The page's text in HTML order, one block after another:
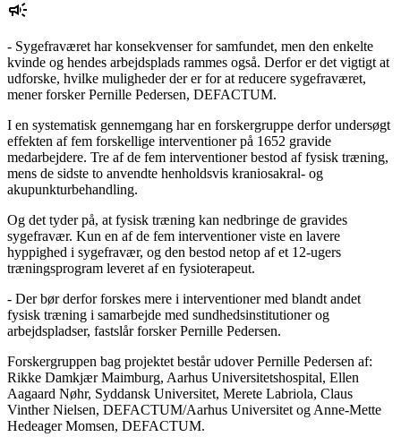
- Sygefraværet har konsekvenser for samfundet, men den enkelte
kvinde og hendes arbejdsplads rammes også. Derfor er det vigtigt at
udforske, hvilke muligheder der er for at reducere sygefraværet,
mener forsker Pernille Pedersen, DEFACTUM.
I en systematisk gennemgang har en forskergruppe derfor undersøgt
effekten af fem forskellige interventioner på 1652 gravide
medarbejdere. Tre af de fem interventioner bestod af fysisk træning,
mens de sidste to anvendte henholdsvis kraniosakral- og
akupunkturbehandling.
Og det tyder på, at fysisk træning kan nedbringe de gravides
sygefravær. Kun en af de fem interventioner viste en lavere
hyppighed i sygefravær, og den bestod netop af et 12-ugers
træningsprogram leveret af en fysioterapeut.
- Der bør derfor forskes mere i interventioner med blandt andet
fysisk træning i samarbejde med sundhedsinstitutioner og
arbejdspladser, fastslår forsker Pernille Pedersen.
Forskergruppen bag projektet består udover Pernille Pedersen af:
Rikke Damkjær Maimburg, Aarhus Universitetshospital, Ellen
Aagaard Nøhr, Syddansk Universitet, Merete Labriola, Claus
Vinther Nielsen, DEFACTUM/Aarhus Universitet og Anne-Mette
Hedeager Momsen, DEFACTUM.